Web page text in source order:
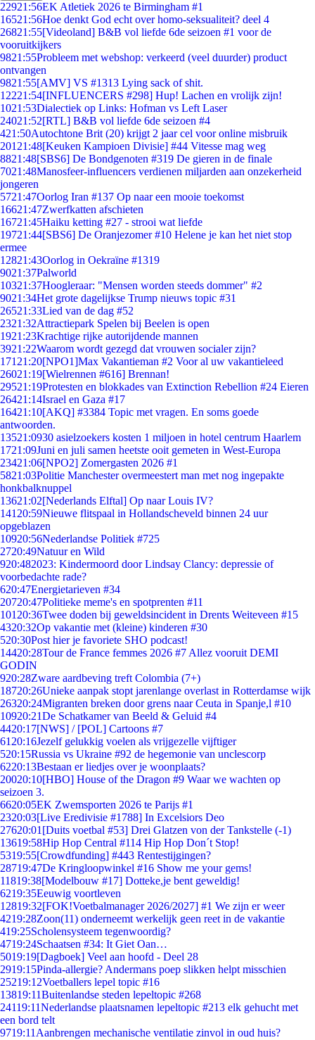
22921:56EK Atletiek 2026 te Birmingham #1
16521:56Hoe denkt God echt over homo-seksualiteit? deel 4
26821:55[Videoland] B&B vol liefde 6de seizoen #1 voor de
vooruitkijkers
9821:55Probleem met webshop: verkeerd (veel duurder) product
ontvangen
9821:55[AMV] VS #1313 Lying sack of shit.
12221:54[INFLUENCERS #298] Hup! Lachen en vrolijk zijn!
1021:53Dialectiek op Links: Hofman vs Left Laser
24021:52[RTL] B&B vol liefde 6de seizoen #4
421:50Autochtone Brit (20) krijgt 2 jaar cel voor online misbruik
201 21:48[Keuken Kampioen Divisie] #44 Vitesse mag weg
8821:48[SBS6] De Bondgenoten #319 De gieren in de finale
7021:48Manosfeer-influencers verdienen miljarden aan onzekerheid
jongeren
5721:47Oorlog Iran #137 Op naar een mooie toekomst
16621:47Zwerfkatten afschieten
16721:45Haiku ketting #27 - strooi wat liefde
19721:44[SBS6] De Oranjezomer #10 Helene je kan het niet stop
ermee
12821:43Oorlog in Oekraïne #1319
9021:37Palworld
10321:37Hoogleraar: "Mensen worden steeds dommer" #2
9021:34Het grote dagelijkse Trump nieuws topic #31
26521:33Lied van de dag #52
2321:32Attractiepark Spelen bij Beelen is open
1921:23Krachtige rijke autorijdende mannen
3921:22Waarom wordt gezegd dat vrouwen socialer zijn?
171 21:20[NPO1]Max Vakantieman #2 Voor al uw vakantieleed
26021:19[Wielrennen #616] Brennan!
29521:19Protesten en blokkades van Extinction Rebellion #24 Eieren
26421:14Israel en Gaza #17
16421:10[AKQ] #3384 Topic met vragen. En soms goede
antwoorden.
13521:0930 asielzoekers kosten 1 miljoen in hotel centrum Haarlem
1721:09Juni en juli samen heetste ooit gemeten in West-Europa
23421:06[NPO2] Zomergasten 2026 #1
5821:03Politie Manchester overmeestert man met nog ingepakte
honkbalknuppel
13621:02[Nederlands Elftal] Op naar Louis IV?
141 20:59Nieuwe flitspaal in Hollandscheveld binnen 24 uur
opgeblazen
10920:56Nederlandse Politiek #725
2720:49Natuur en Wild
920:482023: Kindermoord door Lindsay Clancy: depressie of
voorbedachte rade?
620:47Energietarieven #34
20720:47Politieke meme's en spotprenten #11
101 20:36Twee doden bij geweldsincident in Drents Weiteveen #15
4320:32Op vakantie met (kleine) kinderen #30
520:30Post hier je favoriete SHO podcast!
14420:28Tour de France femmes 2026 #7 Allez vooruit DEMI
GODIN
920:28Zware aardbeving treft Colombia (7+)
18720:26Unieke aanpak stopt jarenlange overlast in Rotterdamse wijk
26320:24Migranten breken door grens naar Ceuta in Spanje,l #10
10920:21De Schatkamer van Beeld & Geluid #4
4420:17[NWS] / [POL] Cartoons #7
61 20:16Jezelf gelukkig voelen als vrijgezelle vijftiger
520:15Russia vs Ukraine #92 de hegemonie van unclescorp
6220:13Bestaan er liedjes over je woonplaats?
20020:10[HBO] House of the Dragon #9 Waar we wachten op
seizoen 3.
6620:05EK Zwemsporten 2026 te Parijs #1
2320:03[Live Eredivisie #1788] In Excelsiors Deo
27620:01 [Duits voetbal #53] Drei Glatzen von der Tankstelle (-1)
13619:58Hip Hop Central #114 Hip Hop Don´t Stop!
5319:55[Crowdfunding] #443 Rentestijgingen?
28719:47De Kringloopwinkel #16 Show me your gems!
11819:38[Modelbouw #17] Dotteke,je bent geweldig!
6219:35Eeuwig voortleven
12819:32[FOK!Voetbalmanager 2026/2027] #1 We zijn er weer
4219:28Zoon(11) onderneemt werkelijk geen reet in de vakantie
419:25Scholensysteem tegenwoordig?
4719:24Schaatsen #34: It Giet Oan…
5019:19[Dagboek] Veel aan hoofd - Deel 28
2919:15Pinda-allergie? Andermans poep slikken helpt misschien
25219:12Voetballers lepel topic #16
13819:11Buitenlandse steden lepeltopic #268
24119:11Nederlandse plaatsnamen lepeltopic #213 elk gehucht met
een bord telt
9719:11 Aanbrengen mechanische ventilatie zinvol in oud huis?